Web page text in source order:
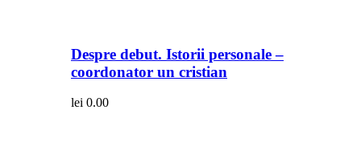
Despre debut. Istorii personale –
coordonator un cristian
lei 0.00